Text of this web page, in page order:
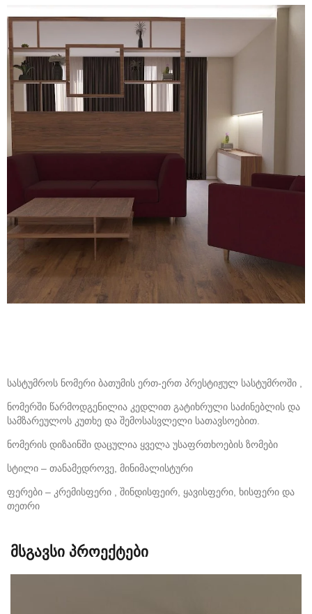
სასტუმროს ნომერი ბათუმის ერთ-ერთ პრესტიჟულ სასტუმროში ,
ნომერში წარმოდგენილია კედლით გატიხრული საძინებლის და
სამზარეულოს კუთხე და შემოსასვლელი სათავსოებით.
ნომერის დიზაინში დაცულია ყველა უსაფრთხოების ზომები
სტილი – თანამედროვე, მინიმალისტური
ფერები – კრემისფერი , შინდისფეირ, ყავისფერი, ხისფერი და
თეთრი
მსგავსი პროექტები